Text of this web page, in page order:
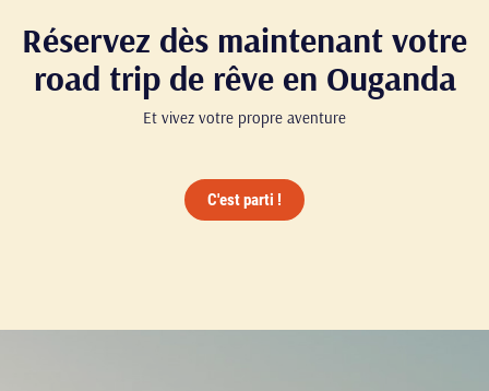
Réservez dès maintenant votre
road trip de rêve en Ouganda
Et vivez votre propre aventure
C'est parti !